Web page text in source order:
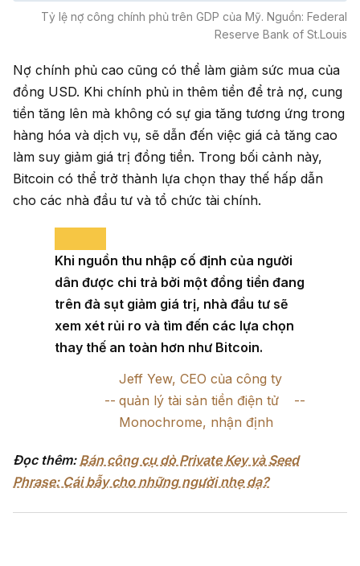
Tỷ lệ nợ công chính phủ trên GDP của Mỹ. Nguồn: Federal
Reserve Bank of St.Louis
Nợ chính phủ cao cũng có thể làm giảm sức mua của
đồng USD. Khi chính phủ in thêm tiền để trả nợ, cung
tiền tăng lên mà không có sự gia tăng tương ứng trong
hàng hóa và dịch vụ, sẽ dẫn đến việc giá cả tăng cao
làm suy giảm giá trị đồng tiền. Trong bối cảnh này,
Bitcoin có thể trở thành lựa chọn thay thế hấp dẫn
cho các nhà đầu tư và tổ chức tài chính.
Khi nguồn thu nhập cố định của người
dân được chi trả bởi một đồng tiền đang
trên đà sụt giảm giá trị, nhà đầu tư sẽ
xem xét rủi ro và tìm đến các lựa chọn
thay thế an toàn hơn như Bitcoin.
Jeff Yew, CEO của công ty
quản lý tài sản tiền điện tử
Monochrome, nhận định
Đọc thêm: Bán công cụ dò Private Key và Seed
Phrase: Cái bẫy cho những người nhẹ dạ?